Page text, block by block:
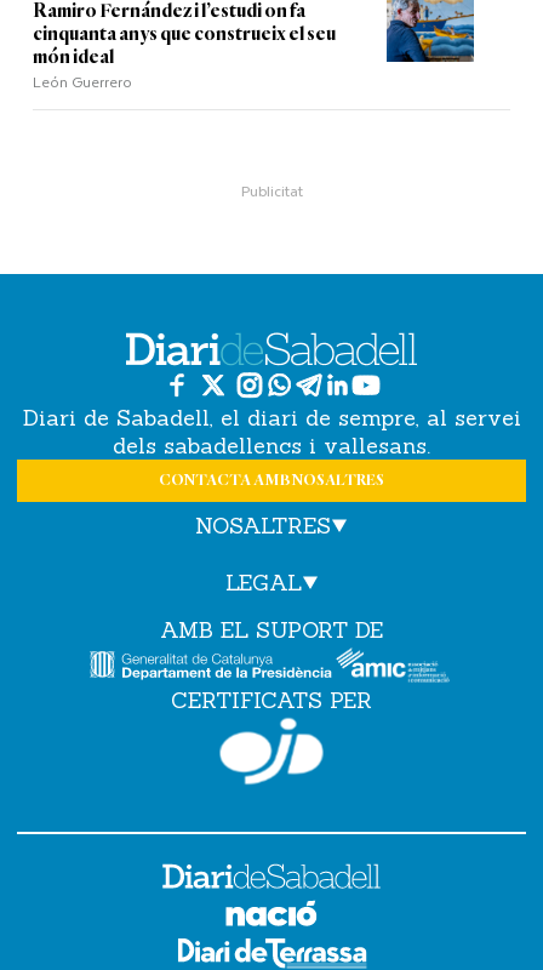
Ramiro Fernández i l’estudi on fa
cinquanta anys que construeix el seu
món ideal
León Guerrero
Diari de Sabadell, el diari de sempre, al servei
dels sabadellencs i vallesans.
CONTACTA AMB NOSALTRES
NOSALTRES
LEGAL
AMB EL SUPORT DE
CERTIFICATS PER